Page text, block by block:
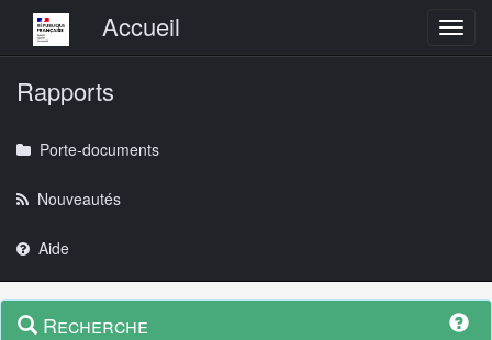
Menu principalAccueil
Rapports
Porte-documents
Nouveautés
Aide
Navigation
Menu
contextuel
Recherche